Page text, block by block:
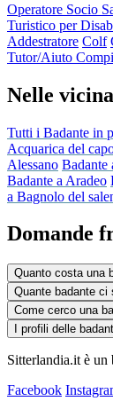
Operatore Socio
Turistico per
Addestratore Colf
Tutor/Aiuto
Nelle
Tutti i Badante in
Acquarica del
Alessano Badante
Badante a Aradeo
a Bagnolo del
Domande
Quanto costa una
Quante badante ci
Come cerco una
I profili delle
Sitterlandia.it è un
Facebook